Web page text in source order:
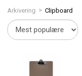
Arkivering > Clipboard